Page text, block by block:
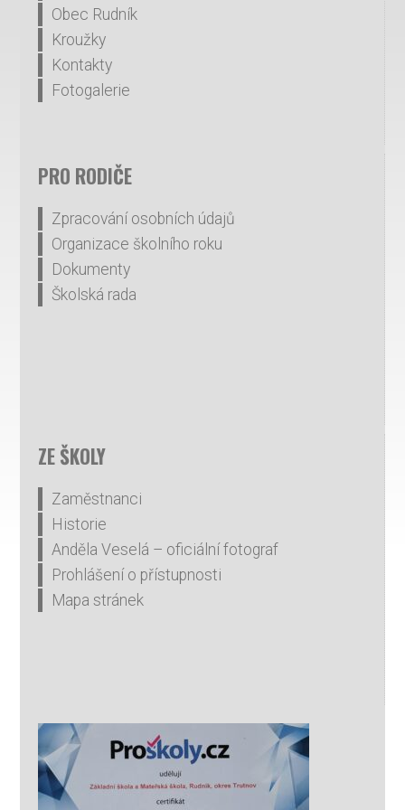
Obec Rudník
Kroužky
Kontakty
Fotogalerie
PRO RODIČE
Zpracování osobních údajů
Organizace školního roku
Dokumenty
Školská rada
ZE ŠKOLY
Zaměstnanci
Historie
Anděla Veselá – oficiální fotograf
Prohlášení o přístupnosti
Mapa stránek